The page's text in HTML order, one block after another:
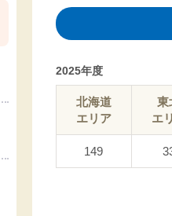
2025年度
北海道
エリア
東
エ
149